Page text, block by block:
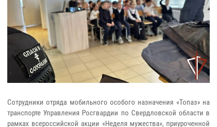
Сотрудники отряда мобильного особого назначения «Топаз» на
транспорте Управления Росгвардии по Свердловской области в
рамках всероссийской акции «Неделя мужества», приуроченной